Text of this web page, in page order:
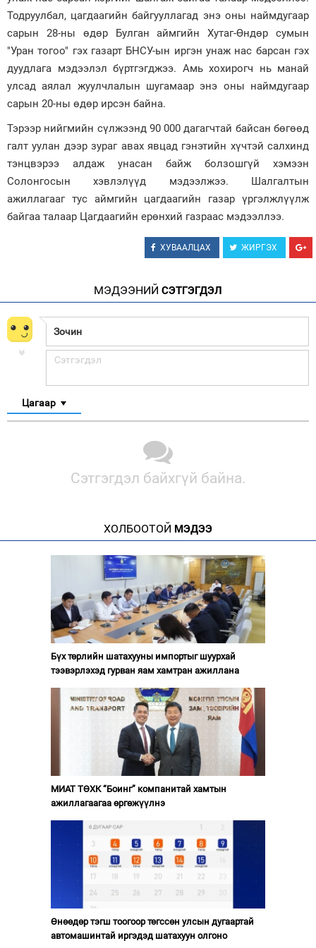
Зурхай
Тодруулбал, цагдаагийн байгууллагад энэ оны наймдугаар
сарын 28-ны өдөр Булган аймгийн Хутаг-Өндөр сумын
"Уран тогоо" гэх газарт БНСУ-ын иргэн унаж нас барсан гэх
дуудлага мэдээлэл бүртгэгджээ. Амь хохирогч нь манай
улсад аялал жуулчлалын шугамаар энэ оны наймдугаар
сарын 20-ны өдөр ирсэн байна.
Тэрээр нийгмийн сүлжээнд 90 000 дагагчтай байсан бөгөөд
галт уулан дээр зураг авах явцад гэнэтийн хүчтэй салхинд
тэнцвэрээ алдаж унасан байж болзошгүй хэмээн
Солонгосын хэвлэлүүд мэдээлжээ. Шалгалтын
ажиллагааг тус аймгийн цагдаагийн газар үргэлжлүүлж
байгаа талаар Цагдаагийн ерөнхий газраас мэдээллээ.
ХУВААЛЦАХ ЖИРГЭХ
МЭДЭЭНИЙ СЭТГЭГДЭЛ
Цагаар
Сэтгэгдэл байхгүй байна.
ХОЛБООТОЙ МЭДЭЭ
Бүх төрлийн шатахууны импортыг шуурхай
тээвэрлэхэд гурван яам хамтран ажиллана
МИАТ ТӨХК “Боинг” компанитай хамтын
ажиллагаагаа өргөжүүлнэ
Өнөөдөр тэгш тоогоор төгссөн улсын дугаартай
автомашинтай иргэдэд шатахуун олгоно